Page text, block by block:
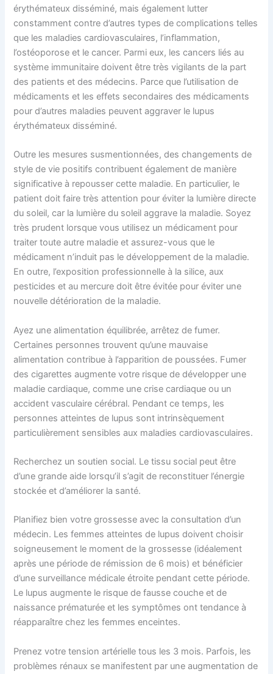
érythémateux disséminé, mais également lutter
constamment contre d’autres types de complications telles
que les maladies cardiovasculaires, l’inflammation,
l’ostéoporose et le cancer. Parmi eux, les cancers liés au
système immunitaire doivent être très vigilants de la part
des patients et des médecins. Parce que l’utilisation de
médicaments et les effets secondaires des médicaments
pour d’autres maladies peuvent aggraver le lupus
érythémateux disséminé.
Outre les mesures susmentionnées, des changements de
style de vie positifs contribuent également de manière
significative à repousser cette maladie. En particulier, le
patient doit faire très attention pour éviter la lumière directe
du soleil, car la lumière du soleil aggrave la maladie. Soyez
très prudent lorsque vous utilisez un médicament pour
traiter toute autre maladie et assurez-vous que le
médicament n’induit pas le développement de la maladie.
En outre, l’exposition professionnelle à la silice, aux
pesticides et au mercure doit être évitée pour éviter une
nouvelle détérioration de la maladie.
Ayez une alimentation équilibrée, arrêtez de fumer.
Certaines personnes trouvent qu’une mauvaise
alimentation contribue à l’apparition de poussées. Fumer
des cigarettes augmente votre risque de développer une
maladie cardiaque, comme une crise cardiaque ou un
accident vasculaire cérébral. Pendant ce temps, les
personnes atteintes de lupus sont intrinsèquement
particulièrement sensibles aux maladies cardiovasculaires.
Recherchez un soutien social. Le tissu social peut être
d’une grande aide lorsqu’il s’agit de reconstituer l’énergie
stockée et d’améliorer la santé.
Planifiez bien votre grossesse avec la consultation d’un
médecin. Les femmes atteintes de lupus doivent choisir
soigneusement le moment de la grossesse (idéalement
après une période de rémission de 6 mois) et bénéficier
d’une surveillance médicale étroite pendant cette période.
Le lupus augmente le risque de fausse couche et de
naissance prématurée et les symptômes ont tendance à
réapparaître chez les femmes enceintes.
Prenez votre tension artérielle tous les 3 mois. Parfois, les
problèmes rénaux se manifestent par une augmentation de